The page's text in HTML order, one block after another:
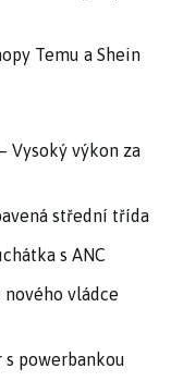
Temu a Shein
Vysoký výkon za
střední třída
s ANC
nového vládce
s powerbankou